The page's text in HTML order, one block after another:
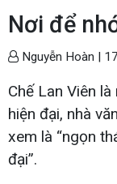
Nơi để
Nguyễn Hoàn |
Chế Lan Viên
hiện đại, nhà
xem là “ngọn
đại”.